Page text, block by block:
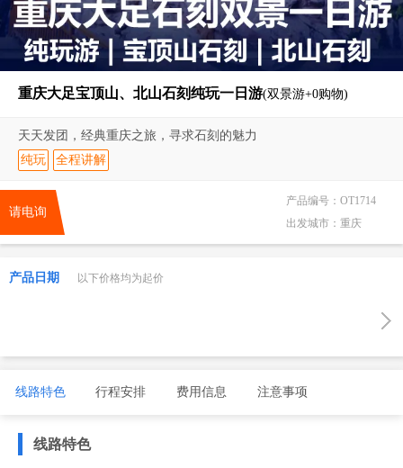
重庆大足宝顶山、北山石刻纯玩一日游(双景游+0购物)
天天发团，经典重庆之旅，寻求石刻的魅力
纯玩
全程讲解
产品编号： OT1714
出发城市： 重庆
请电询
产品日期 以下价格均为起价
线路特色 行程安排 费用信息 注意事项
线路特色